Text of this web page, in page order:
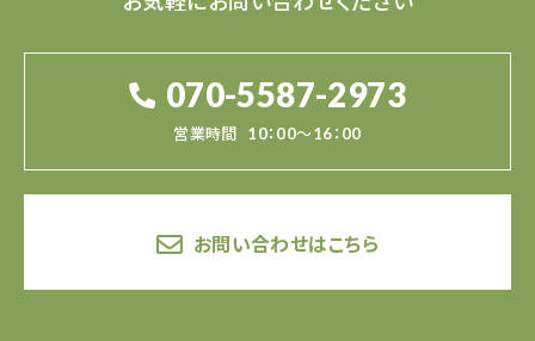
070-5587-2973
営業時間 10：00～16：00
お問い合わせはこちら